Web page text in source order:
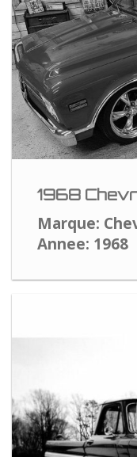
1968
Marque:
Annee: 1968